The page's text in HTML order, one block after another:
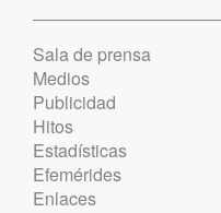
Sala de prensa
Medios
Publicidad
Hitos
Estadísticas
Efemérides
Enlaces